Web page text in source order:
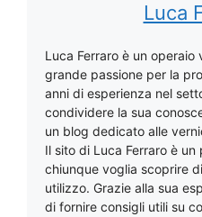
Luca
Luca Ferraro è un operaio
grande passione per la
anni di esperienza nel
condividere la sua
un blog dedicato alle
Il sito di Luca Ferraro è
chiunque voglia scoprire
utilizzo. Grazie alla sua
di fornire consigli utili su